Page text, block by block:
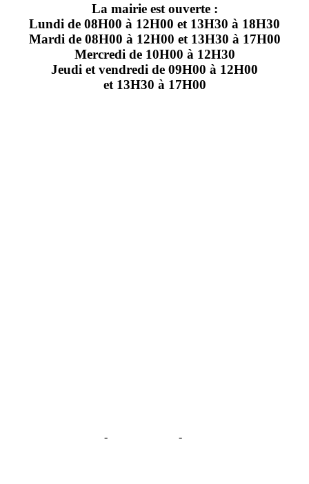
La mairie est ouverte :
Lundi de 08H00 à 12H00 et 13H30 à 18H30
Mardi de 08H00 à 12H00 et 13H30 à 17H00
Mercredi de 10H00 à 12H30
Jeudi et vendredi de 09H00 à 12H00
et 13H30 à 17H00
- -